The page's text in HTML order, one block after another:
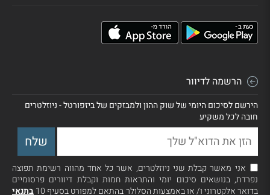
הרשמה לדיוור
הירשם לסיכום היומי של שוק ההון ולמבזקים של ביזפורטל - ניוזלטרים
חובה לכל משקיע
אני מאשר קבלת שני ניוזלטרים, אשר כל אחד מהווה רשימת תפוצה
נפרדת, בנושאים סיכום יומי והתראות חמות וקבלת דיוורים פרסומיים
בדואר אלקטרוני ו/ או באמצעות הסלולר בהתאם למפורט בסעיף 10
בתנאי